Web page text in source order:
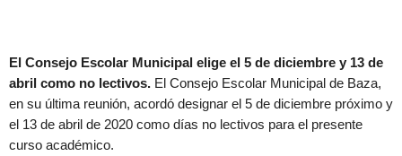
El Consejo Escolar Municipal elige el 5 de diciembre y 13 de
abril como no lectivos. El Consejo Escolar Municipal de Baza,
en su última reunión, acordó designar el 5 de diciembre próximo y
el 13 de abril de 2020 como días no lectivos para el presente
curso académico.